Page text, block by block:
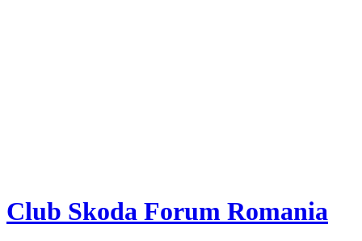
Club Skoda Forum Romania